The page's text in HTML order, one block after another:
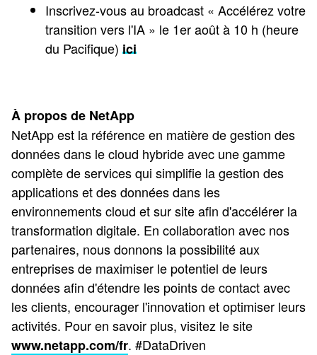
Inscrivez-vous au broadcast « Accélérez votre
transition vers l'IA » le 1er août à 10 h (heure
du Pacifique) ici
À propos de NetApp
NetApp est la référence en matière de gestion des
données dans le cloud hybride avec une gamme
complète de services qui simplifie la gestion des
applications et des données dans les
environnements cloud et sur site afin d'accélérer la
transformation digitale. En collaboration avec nos
partenaires, nous donnons la possibilité aux
entreprises de maximiser le potentiel de leurs
données afin d'étendre les points de contact avec
les clients, encourager l'innovation et optimiser leurs
activités. Pour en savoir plus, visitez le site
www.netapp.com/fr. #DataDriven